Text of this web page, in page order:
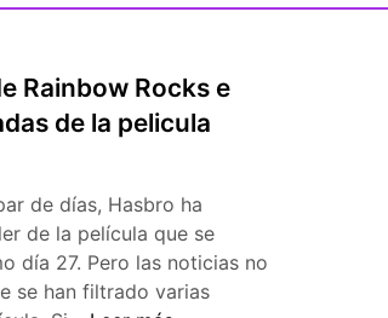
Rainbow Rocks e
de la pelicula
de días, Hasbro ha
de la película que se
día 27. Pero las noticias no
se han filtrado varias